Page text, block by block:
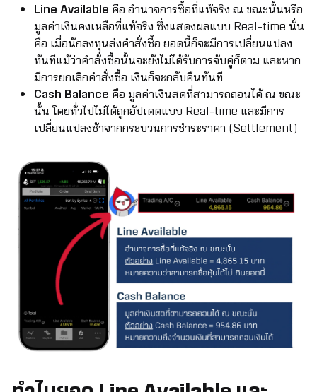
Line Available คือ อำนาจการซื้อที่แท้จริง ณ ขณะนั้นหรือ
มูลค่าเงินคงเหลือที่แท้จริง ซึ่งแสดงผลแบบ Real-time นั่น
คือ เมื่อนักลงทุนส่งคำสั่งซื้อ ยอดนี้ก็จะมีการเปลี่ยนแปลง
ทันทีแม้ว่าคำสั่งซื้อนั้นจะยังไม่ได้รับการจับคู่ก็ตาม และหาก
มีการยกเลิกคำสั่งซื้อ เงินก็จะกลับคืนทันที
Cash Balance คือ มูลค่าเงินสดที่สามารถถอนได้ ณ ขณะ
นั้น โดยทั่วไปไม่ได้ถูกอัปเดตแบบ Real-time และมีการ
เปลี่ยนแปลงช้าจากกระบวนการชำระราคา (Settlement)